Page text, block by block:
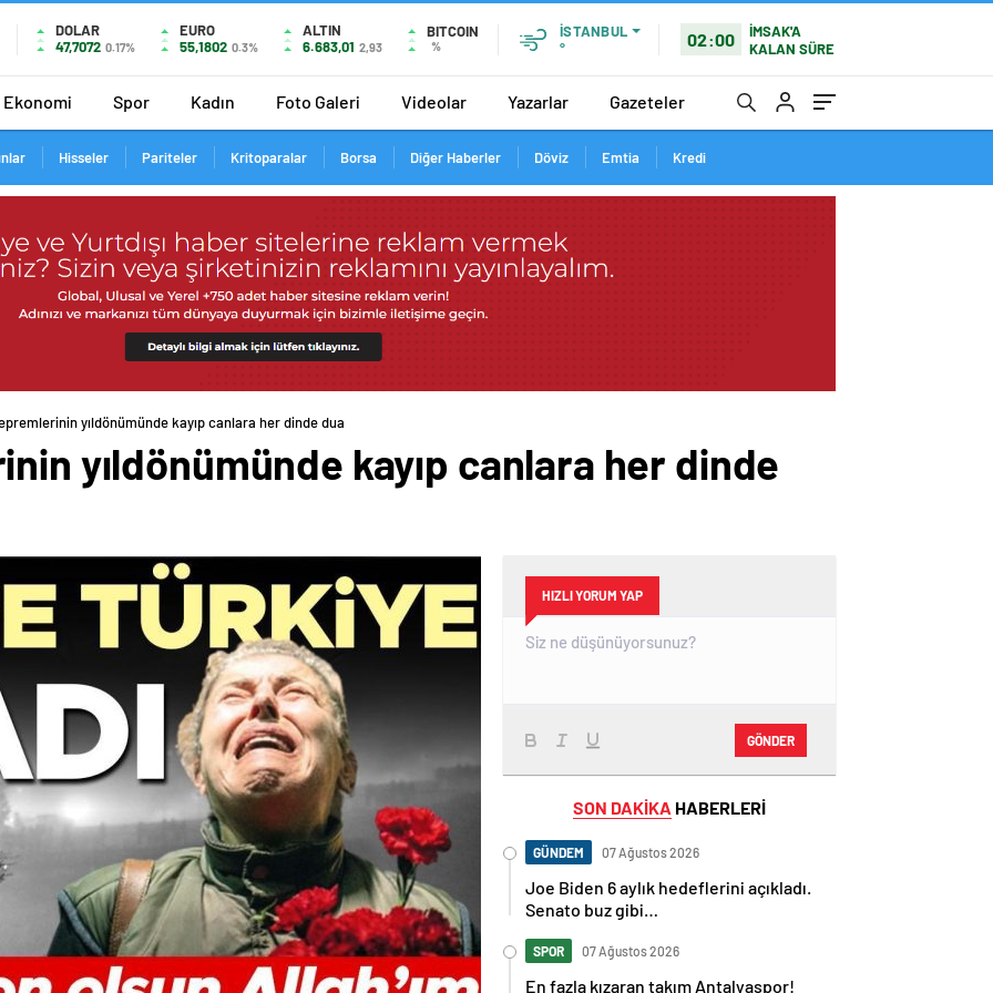
DOLAR
47,7072 0.17%
EURO
55,1802 0.3%
ALTIN
6.683,01 2,93
BITCOIN
%
İSTANBUL
°
02:00
İMSAK'A
KALAN SÜRE
Ekonomi Spor Kadın Foto Galeri Videolar Yazarlar Gazeteler
Hisseler Pariteler Kritoparalar Borsa Diğer Haberler Döviz Emtia Kredi
yıldönümünde kayıp canlara her dinde dua
yıldönümünde kayıp canlara her dinde
HIZLI YORUM YAP
GÖNDER
SON DAKİKA HABERLERİ
GÜNDEM 07 Ağustos 2026
Joe Biden 6 aylık hedeflerini açıkladı.
Senato buz gibi…
SPOR 07 Ağustos 2026
En fazla kızaran takım Antalyaspor!